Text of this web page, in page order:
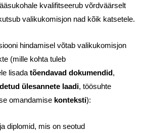
kvalifitseerub võrdväärselt
valikukomisjon nad kõik katsetele.
hindamisel võtab valikukomisjon
(mille kohta tuleb
lisada tõendavad dokumendid ,
ülesannete laadi, töösuhte
omandamise konteksti):
diplomid, mis on seotud